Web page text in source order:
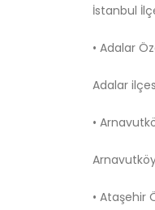
İstanbul
• Adalar
Adalar
•
• Ataşehir